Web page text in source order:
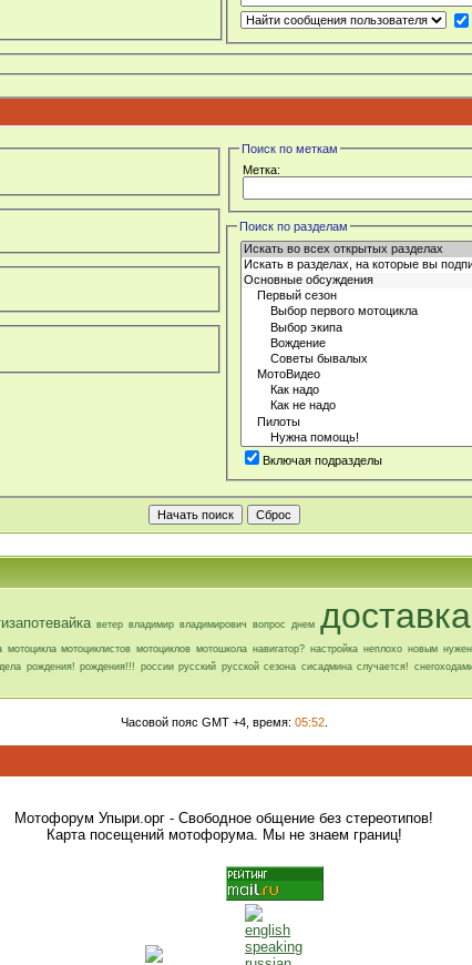
Поиск по меткам
Метка:
Поиск по разделам
Включая подразделы
ветер владимир владимирович вопрос днем
мотоцикла мотоциклистов мотоциклов мотошкола навигатор? настройка неплохо новым нужен
рождения! рождения!!! россии русский русской сезона сисадмина случается!
Часовой пояс GMT +4, время: 05:52.
Мотофорум Упыри.орг - Свободное общение без стереотипов!
Карта посещений мотофорума. Мы не знаем границ!